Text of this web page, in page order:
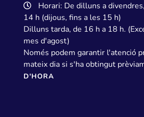
Horari: De dilluns a
14 h (dijous, fins a les 15 h)
Dilluns tarda, de 16 h a 18 h.
mes d'agost)
Només podem garantir l'atenció
mateix dia si s'ha obtingut
D'HORA